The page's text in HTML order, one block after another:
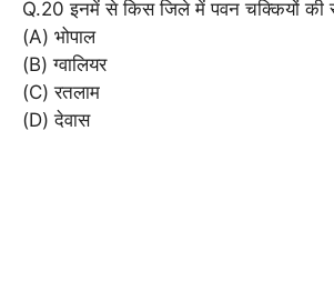
Q.20 इनमें से किस जिले में पवन चक्कियों की
(A) भोपाल
(B) ग्वालियर
(C) रतलाम
(D) देवास